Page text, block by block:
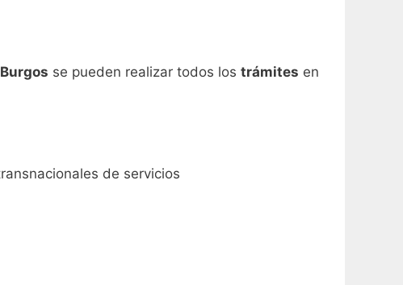
se pueden realizar todos los trámites en
de servicios